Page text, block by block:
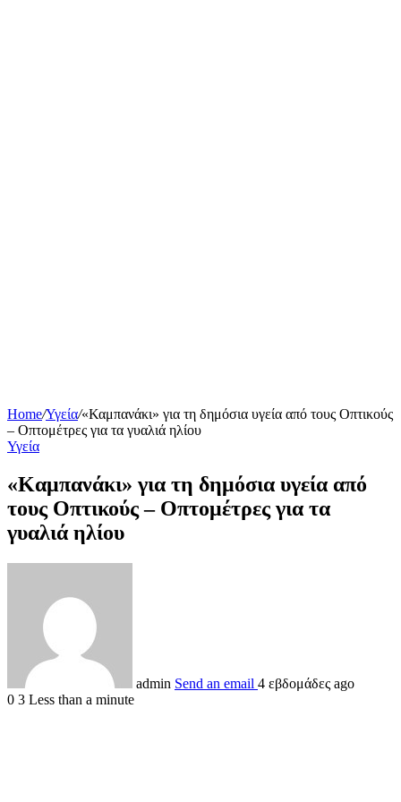
Home/Υγεία/«Καμπανάκι» για τη δημόσια υγεία από τους Οπτικούς
– Οπτομέτρες για τα γυαλιά ηλίου
Υγεία
«Καμπανάκι» για τη δημόσια υγεία από
τους Οπτικούς – Οπτομέτρες για τα
γυαλιά ηλίου
admin Send an email 4 εβδομάδες ago
0 3 Less than a minute